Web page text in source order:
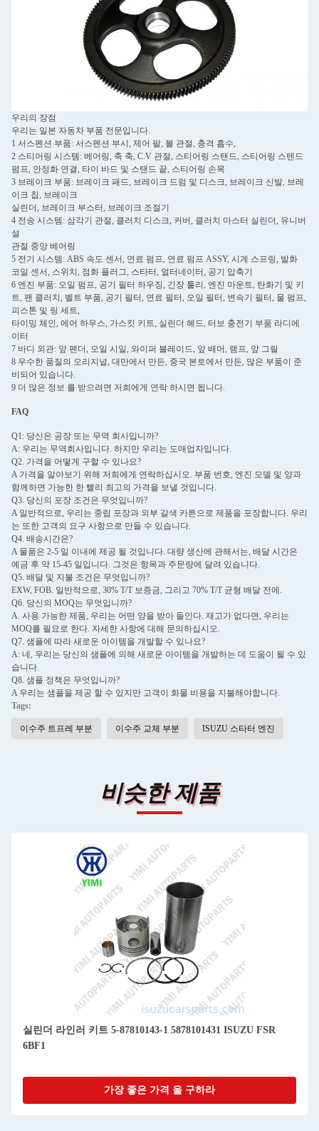
우리의 장점
우리는 일본 자동차 부품 전문입니다.
1 서스펜션 부품: 서스펜션 부시, 제어 팔, 볼 관절, 충격 흡수,
2 스티어링 시스템: 베어링, 축 축, C.V 관절, 스티어링 스탠드, 스티어링 스텐드
펌프, 안정화 연결, 타이 바드 및 스탠드 끝, 스티어링 손목
3 브레이크 부품: 브레이크 패드, 브레이크 드럼 및 디스크, 브레이크 신발, 브레
이크 칩, 브레이크
실린더, 브레이크 부스터, 브레이크 조절기
4 전송 시스템: 삼각기 관절, 클러치 디스크, 커버, 클러치 마스터 실린더, 유니버
설
관절 중앙 베어링
5 전기 시스템: ABS 속도 센서, 연료 펌프, 연료 펌프 ASSY, 시계 스프링, 발화
코일 센서, 스위치, 점화 플러그, 스타터, 얼터네이터, 공기 압축기
6 엔진 부품: 오일 펌프, 공기 필터 하우징, 긴장 툴리, 엔진 마운트, 탄화기 및 키
트, 팬 클러치, 벨트 부품, 공기 필터, 연료 필터, 오일 필터, 변속기 필터, 물 펌프,
피스톤 및 링 세트,
타이밍 체인, 에어 하우스, 가스킷 키트, 실린더 헤드, 터보 충전기 부품 라디에
이터
7 바디 외관: 앞 펜더, 오일 시일, 와이퍼 블레이드, 앞 배머, 램프, 앞 그릴
8 우수한 품질의 오리지널, 대만에서 만든, 중국 본토에서 만든, 많은 부품이 준
비되어 있습니다.
9 더 많은 정보 를 받으려면 저희에게 연락 하시면 됩니다.
FAQ
Q1: 당신은 공장 또는 무역 회사입니까?
A: 우리는 무역회사입니다. 하지만 우리는 도매업자입니다.
Q2. 가격을 어떻게 구할 수 있나요?
A 가격을 알아보기 위해 저희에게 연락하십시오. 부품 번호, 엔진 모델 및 양과
함께하면 가능한 한 빨리 최고의 가격을 보낼 것입니다.
Q3. 당신의 포장 조건은 무엇입니까?
A 일반적으로, 우리는 중립 포장과 외부 갈색 카튼으로 제품을 포장합니다. 우리
는 또한 고객의 요구 사항으로 만들 수 있습니다.
Q4. 배송시간은?
A 물품은 2-5 일 이내에 제공 될 것입니다. 대량 생산에 관해서는, 배달 시간은
예금 후 약 15-45 일입니다. 그것은 항목과 주문량에 달려 있습니다.
Q5. 배달 및 지불 조건은 무엇입니까?
EXW, FOB. 일반적으로, 30% T/T 보증금, 그리고 70% T/T 균형 배달 전에.
Q6. 당신의 MOQ는 무엇입니까?
A. 사용 가능한 제품, 우리는 어떤 양을 받아 들인다. 재고가 없다면, 우리는
MOQ를 필요로 한다. 자세한 사항에 대해 문의하십시오.
Q7. 샘플에 따라 새로운 아이템을 개발할 수 있나요?
A: 네, 우리는 당신의 샘플에 의해 새로운 아이템을 개발하는 데 도움이 될 수 있
습니다.
Q8. 샘플 정책은 무엇입니까?
A 우리는 샘플을 제공 할 수 있지만 고객이 화물 비용을 지불해야합니다.
Tags:
이수주 트프레 부분 이수주 교체 부분 ISUZU 스타터 엔진
비슷한 제품
실린더 라인러 키트 5-87810143-1 5878101431 ISUZU FSR
6BF1
가장 좋은 가격 을 구하라